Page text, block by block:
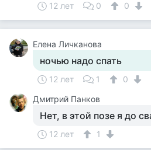
12 лет 0 0
Елена Личканова
ночью надо спать
12 лет 1
0
Дмитрий Панков
Нет, в этой позе я до
12 лет 1